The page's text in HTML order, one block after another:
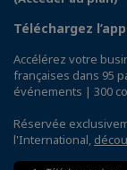
Téléchargez
Accélérez votre
françaises dans 95
événements | 300
Réservée
l'International,